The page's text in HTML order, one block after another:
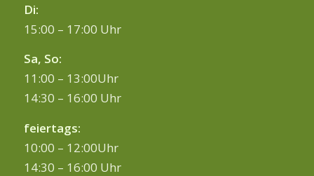
Di:
15:00 – 17:00 Uhr
Sa, So:
11:00 – 13:00Uhr
14:30 – 16:00 Uhr
feiertags:
10:00 – 12:00Uhr
14:30 – 16:00 Uhr